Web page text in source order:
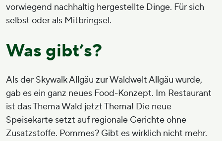
vorwiegend nachhaltig hergestellte Dinge. Für sich
selbst oder als Mitbringsel.
Was gibt’s?
Als der Skywalk Allgäu zur Waldwelt Allgäu wurde,
gab es ein ganz neues Food-Konzept. Im Restaurant
ist das Thema Wald jetzt Thema! Die neue
Speisekarte setzt auf regionale Gerichte ohne
Zusatzstoffe. Pommes? Gibt es wirklich nicht mehr.